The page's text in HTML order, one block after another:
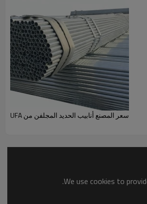
سعر المصنع أنابيب الحديد المجلفن من YOUFA
We use cookies to